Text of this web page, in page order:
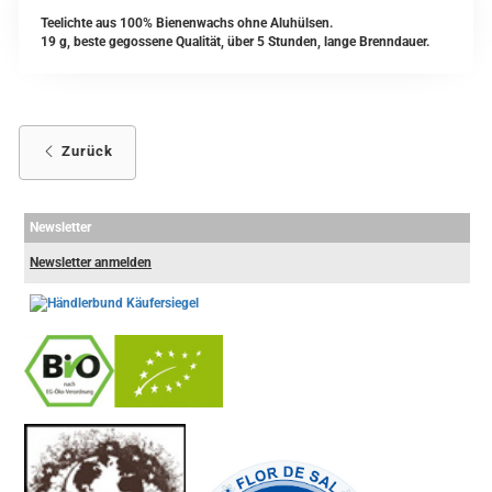
Teelichte aus 100% Bienenwachs ohne Aluhülsen.
19 g, beste gegossene Qualität, über 5 Stunden, lange Brenndauer.
Zurück
Newsletter
Newsletter anmelden